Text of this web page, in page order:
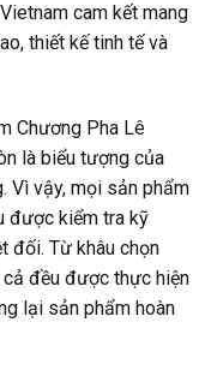
cam kết mang
thiết kế tinh tế và
Chương Pha Lê
là biểu tượng của
Vì vậy, mọi sản phẩm
được kiểm tra kỹ
đối. Từ khâu chọn
đều được thực hiện
lại sản phẩm hoàn